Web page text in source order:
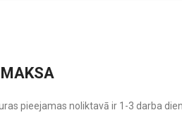
pieejamas noliktavā ir 1-3 darba